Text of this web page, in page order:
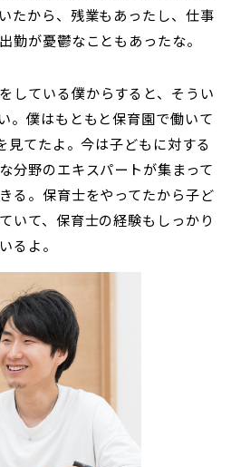
たから、残業もあったし、仕事
勤が憂鬱なこともあったな。
している僕からすると、そうい
。僕はもともと保育園で働いて
見てたよ。今は子どもに対する
分野のエキスパートが集まって
る。保育士をやってたから子ど
いて、保育士の経験もしっかり
るよ。